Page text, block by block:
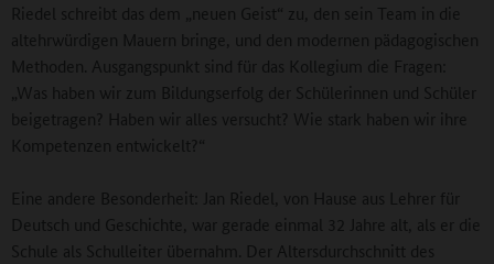
Riedel schreibt das dem „neuen Geist“ zu, den sein Team in die
altehrwürdigen Mauern bringe, und den modernen pädagogischen
Methoden. Ausgangspunkt sind für das Kollegium die Fragen:
„Was haben wir zum Bildungserfolg der Schülerinnen und Schüler
beigetragen? Haben wir alles versucht? Wie stark haben wir ihre
Kompetenzen entwickelt?“
Eine andere Besonderheit: Jan Riedel, von Hause aus Lehrer für
Deutsch und Geschichte, war gerade einmal 32 Jahre alt, als er die
Schule als Schulleiter übernahm. Der Altersdurchschnitt des